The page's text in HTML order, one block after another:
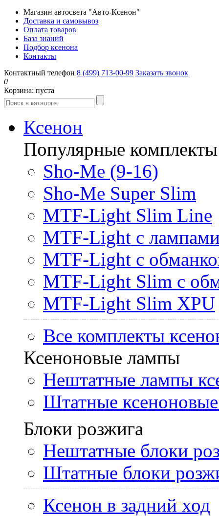
Магазин автосвета "Авто-Ксенон"
Доставка и самовывоз
Оплата товаров
База знаний
Подбор ксенона
Контакты
Контактный телефон 8 (499) 713-00-99 Заказать звонок
0
Корзина: пуста
Ксенон
Популярные комплекты
Sho-Me (9-16)
Sho-Me Super Slim
MTF-Light Slim Line
MTF-Light с
MTF-Light с
MTF-Light Slim с
MTF-Light Slim XPU
Все комплекты
Ксеноновые лампы
Нештатные лампы
Штатные
Блоки розжига
Нештатные блоки
Штатные блоки
Ксенон в задний ход